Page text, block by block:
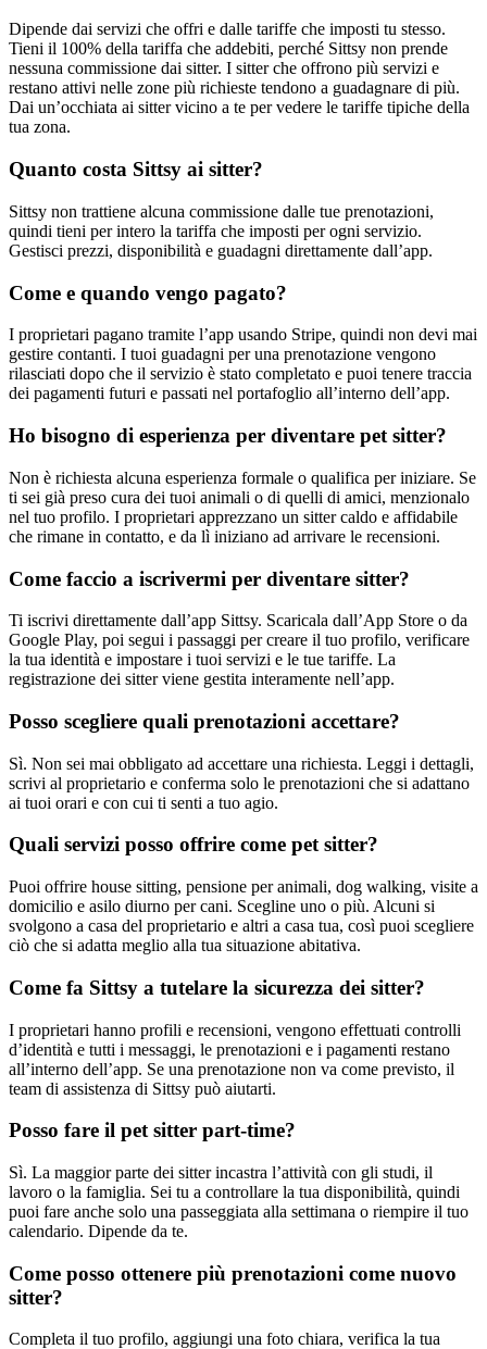
Dipende dai servizi che offri e dalle tariffe che imposti tu stesso.
Tieni il 100% della tariffa che addebiti, perché Sittsy non prende
nessuna commissione dai sitter. I sitter che offrono più servizi e
restano attivi nelle zone più richieste tendono a guadagnare di più.
Dai un’occhiata ai sitter vicino a te per vedere le tariffe tipiche della
tua zona.
Quanto costa Sittsy ai sitter?
Sittsy non trattiene alcuna commissione dalle tue prenotazioni,
quindi tieni per intero la tariffa che imposti per ogni servizio.
Gestisci prezzi, disponibilità e guadagni direttamente dall’app.
Come e quando vengo pagato?
I proprietari pagano tramite l’app usando Stripe, quindi non devi mai
gestire contanti. I tuoi guadagni per una prenotazione vengono
rilasciati dopo che il servizio è stato completato e puoi tenere traccia
dei pagamenti futuri e passati nel portafoglio all’interno dell’app.
Ho bisogno di esperienza per diventare pet sitter?
Non è richiesta alcuna esperienza formale o qualifica per iniziare. Se
ti sei già preso cura dei tuoi animali o di quelli di amici, menzionalo
nel tuo profilo. I proprietari apprezzano un sitter caldo e affidabile
che rimane in contatto, e da lì iniziano ad arrivare le recensioni.
Come faccio a iscrivermi per diventare sitter?
Ti iscrivi direttamente dall’app Sittsy. Scaricala dall’App Store o da
Google Play, poi segui i passaggi per creare il tuo profilo, verificare
la tua identità e impostare i tuoi servizi e le tue tariffe. La
registrazione dei sitter viene gestita interamente nell’app.
Posso scegliere quali prenotazioni accettare?
Sì. Non sei mai obbligato ad accettare una richiesta. Leggi i dettagli,
scrivi al proprietario e conferma solo le prenotazioni che si adattano
ai tuoi orari e con cui ti senti a tuo agio.
Quali servizi posso offrire come pet sitter?
Puoi offrire house sitting, pensione per animali, dog walking, visite a
domicilio e asilo diurno per cani. Scegline uno o più. Alcuni si
svolgono a casa del proprietario e altri a casa tua, così puoi scegliere
ciò che si adatta meglio alla tua situazione abitativa.
Come fa Sittsy a tutelare la sicurezza dei sitter?
I proprietari hanno profili e recensioni, vengono effettuati controlli
d’identità e tutti i messaggi, le prenotazioni e i pagamenti restano
all’interno dell’app. Se una prenotazione non va come previsto, il
team di assistenza di Sittsy può aiutarti.
Posso fare il pet sitter part-time?
Sì. La maggior parte dei sitter incastra l’attività con gli studi, il
lavoro o la famiglia. Sei tu a controllare la tua disponibilità, quindi
puoi fare anche solo una passeggiata alla settimana o riempire il tuo
calendario. Dipende da te.
Come posso ottenere più prenotazioni come nuovo
sitter?
Completa il tuo profilo, aggiungi una foto chiara, verifica la tua